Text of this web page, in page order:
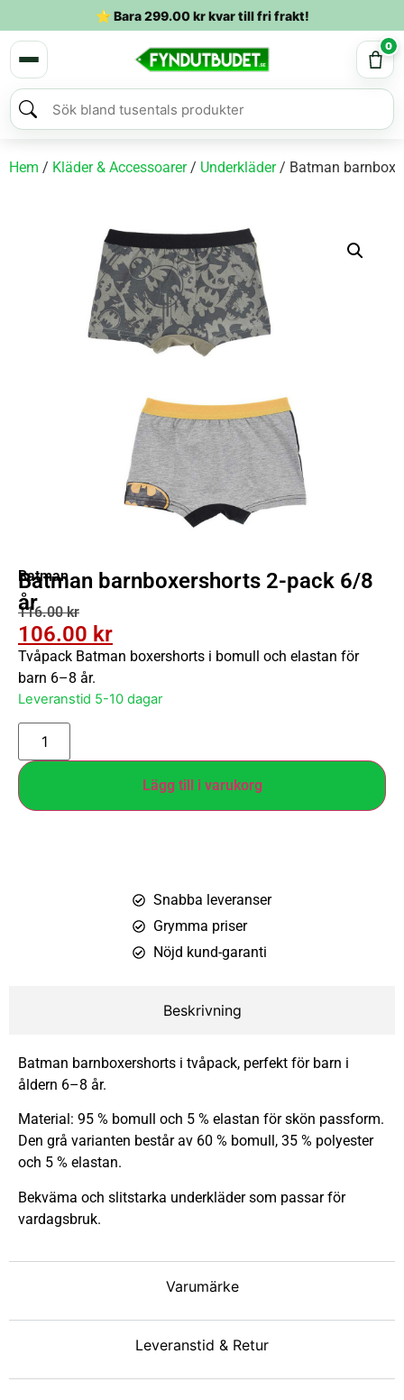
⭐ Bara299.00krkvar till fri frakt!
0
Hem / Kläder & Accessoarer/ Underkläder/ Batman
Batman
Batman barnboxershorts 2-pack 6/8
år
116.00kr
106.00 kr
Tvåpack Batman boxershorts i bomull och elastan för
barn 6–8 år.
Leveranstid 5-10 dagar
Lägg till i varukorg
Snabba leveranser
Grymma priser
Nöjd kund-garanti
Beskrivning
Varumärke
Leveranstid & Retur
Batman barnboxershorts i tvåpack, perfekt för barn i
åldern 6–8 år.
Material: 95 % bomull och 5 % elastan för skön passform.
Den grå varianten består av 60 % bomull, 35 % polyester
och 5 % elastan.
Bekväma och slitstarka underkläder som passar för
vardagsbruk.